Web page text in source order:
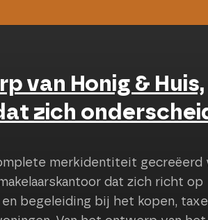
en luxe
bestaat sinds 2007 en helpt
Wij hebben voor Held
stoere website gebouwd waar